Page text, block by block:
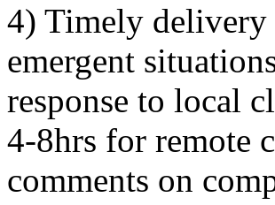
4) Timely delivery
emergent
response to local
4-8hrs for remote
comments on